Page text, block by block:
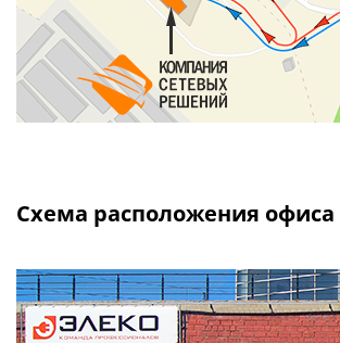
Схема расположения